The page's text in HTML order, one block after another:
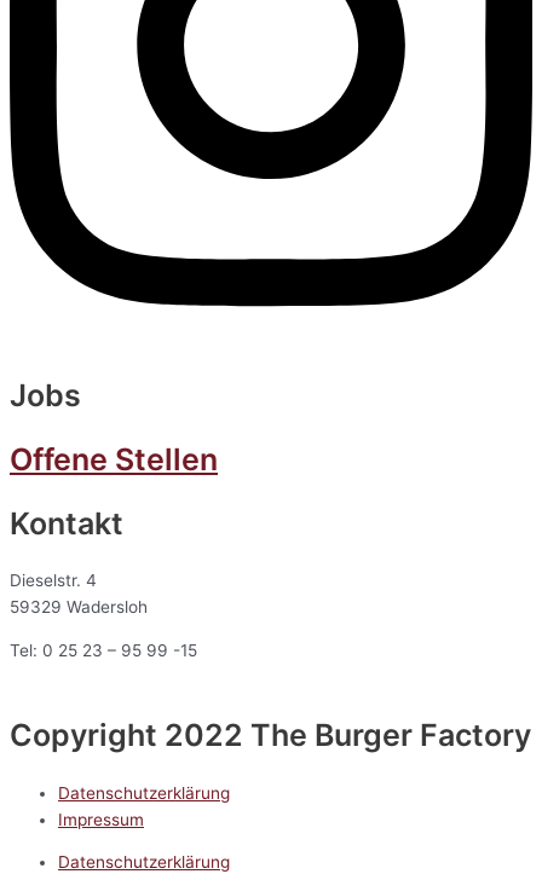
Jobs
Offene Stellen
Kontakt
Dieselstr. 4
59329 Wadersloh
Tel: 0 25 23 – 95 99 -15
Copyright 2022 The Burger Factory
Datenschutzerklärung
Impressum
Datenschutzerklärung